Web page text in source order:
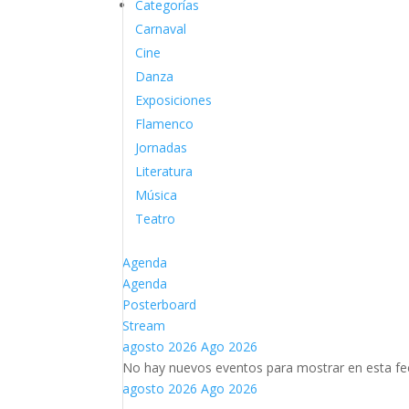
Categorías
Carnaval
Cine
Danza
Exposiciones
Flamenco
Jornadas
Literatura
Música
Teatro
Agenda
Agenda
Posterboard
Stream
agosto 2026 Ago 2026
No hay nuevos eventos para mostrar en esta
agosto 2026 Ago 2026